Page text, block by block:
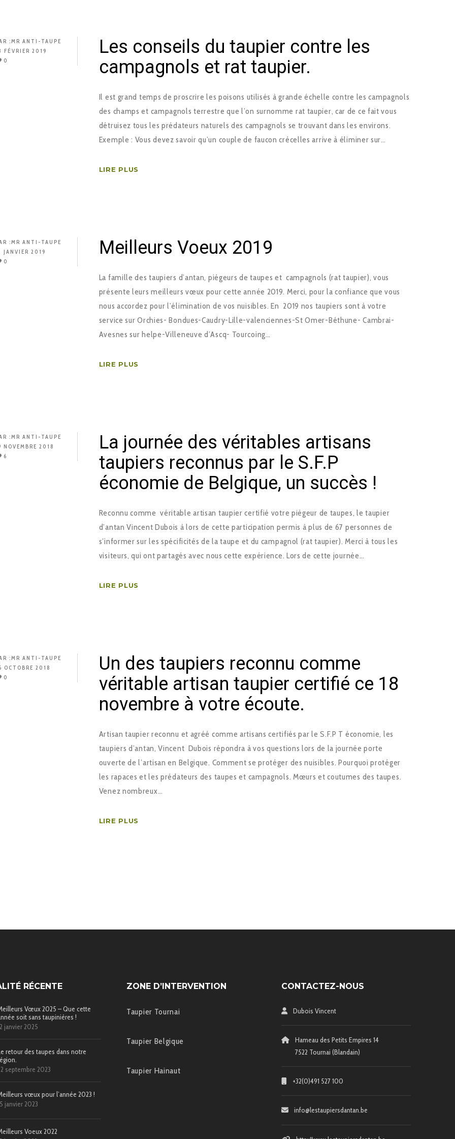
:MR ANTI-TAUPE
FÉVRIER 2019
0
Les conseils du taupier contre les
campagnols et rat taupier.
Il est grand temps de proscrire les poisons utilisés à grande échelle contre les campagnols
des champs et campagnols terrestre que l’on surnomme rat taupier, car de ce fait vous
détruisez tous les prédateurs naturels des campagnols se trouvant dans les environs.
Exemple : Vous devez savoir qu’un couple de faucon crécelles arrive à éliminer sur…
LIRE PLUS
:MR ANTI-TAUPE
JANVIER 2019
0
Meilleurs Voeux 2019
La famille des taupiers d’antan, piégeurs de taupes et campagnols (rat taupier), vous
présente leurs meilleurs vœux pour cette année 2019. Merci, pour la confiance que vous
nous accordez pour l’élimination de vos nuisibles. En 2019 nos taupiers sont à votre
service sur Orchies- Bondues-Caudry-Lille-valenciennes-St Omer-Béthune- Cambrai-
Avesnes sur helpe-Villeneuve d’Ascq- Tourcoing…
LIRE PLUS
:MR ANTI-TAUPE
NOVEMBRE 2018
6
La journée des véritables artisans
taupiers reconnus par le S.F.P
économie de Belgique, un succès !
Reconnu comme véritable artisan taupier certifié votre piégeur de taupes, le taupier
d’antan Vincent Dubois à lors de cette participation permis à plus de 67 personnes de
s’informer sur les spécificités de la taupe et du campagnol (rat taupier). Merci à tous les
visiteurs, qui ont partagés avec nous cette expérience. Lors de cette journée…
LIRE PLUS
:MR ANTI-TAUPE
OCTOBRE 2018
0
Un des taupiers reconnu comme
véritable artisan taupier certifié ce 18
novembre à votre écoute.
Artisan taupier reconnu et agréé comme artisans certifiés par le S.F.P T économie, les
taupiers d’antan, Vincent Dubois répondra à vos questions lors de la journée porte
ouverte de l’artisan en Belgique. Comment se protéger des nuisibles. Pourquoi protéger
les rapaces et les prédateurs des taupes et campagnols. Mœurs et coutumes des taupes.
Venez nombreux…
LIRE PLUS
RÉCENTE
Vœux 2025 – Que cette
soit sans taupinières !
janvier 2025
retour des taupes dans notre
septembre 2023
vœux pour l’année 2023 !
janvier 2023
Voeux 2022
ZONE D’INTERVENTION
Taupier Tournai
Taupier Belgique
Taupier Hainaut
CONTACTEZ-NOUS
Dubois Vincent
Hameau des Petits Empires 14
7522 Tournai (Blandain)
+32(0)491 527 100
info@lestaupiersdantan.be